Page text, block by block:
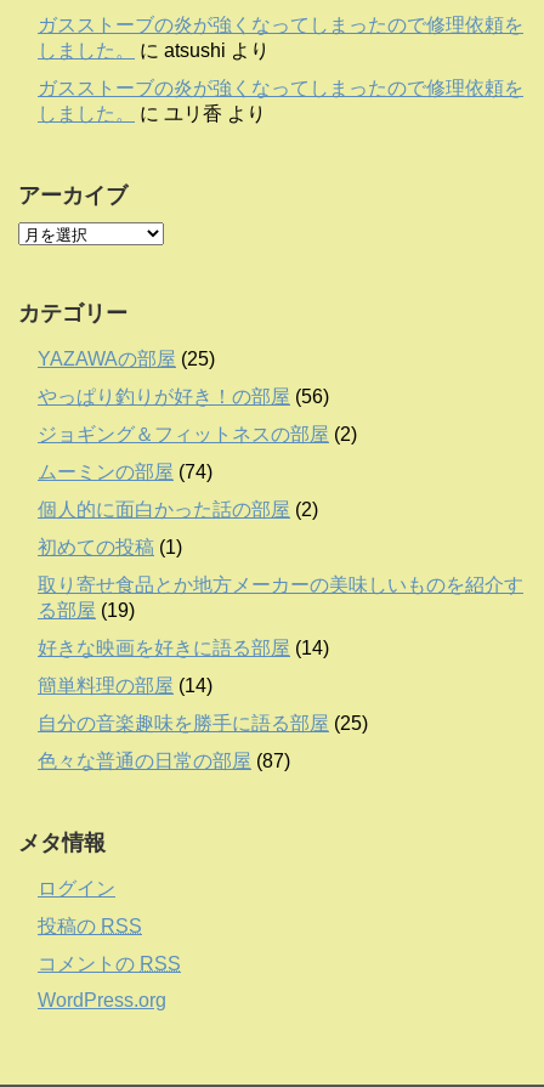
ガスストーブの炎が強くなってしまったので修理依頼を
しました。
に atsushi より
ガスストーブの炎が強くなってしまったので修理依頼を
しました。
に ユリ香 より
アーカイブ
カテゴリー
YAZAWAの部屋 (25)
やっぱり釣りが好き！の部屋 (56)
ジョギング＆フィットネスの部屋 (2)
ムーミンの部屋 (74)
個人的に面白かった話の部屋 (2)
初めての投稿 (1)
取り寄せ食品とか地方メーカーの美味しいものを紹介す
る部屋 (19)
好きな映画を好きに語る部屋 (14)
簡単料理の部屋 (14)
自分の音楽趣味を勝手に語る部屋 (25)
色々な普通の日常の部屋 (87)
メタ情報
ログイン
投稿の RSS
コメントの RSS
WordPress.org